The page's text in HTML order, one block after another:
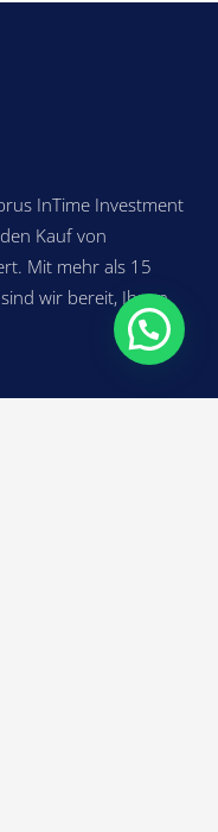
InTime Investment
Kauf von
Mit mehr als 15
wir bereit, Ihnen